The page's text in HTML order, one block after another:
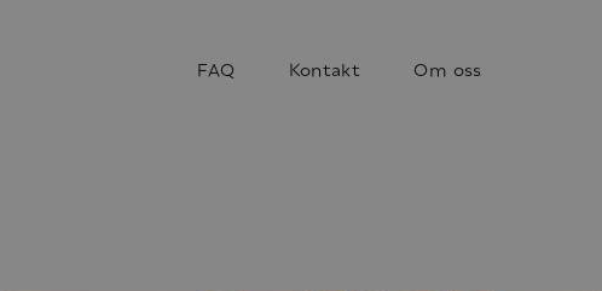
FAQ Kontakt Om oss